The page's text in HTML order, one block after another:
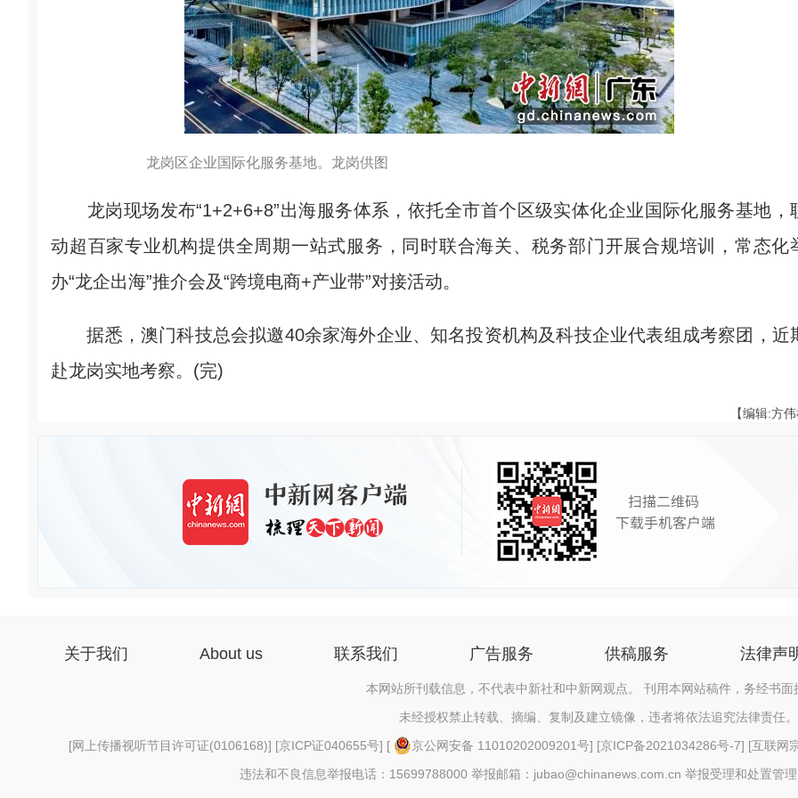
龙岗区企业国际化服务基地。龙岗供图
龙岗现场发布“1+2+6+8”出海服务体系，依托全市首个区级实体化企业国际化服务基地，
动超百家专业机构提供全周期一站式服务，同时联合海关、税务部门开展合规培训，常态化
办“龙企出海”推介会及“跨境电商+产业带”对接活动。
据悉，澳门科技总会拟邀40余家海外企业、知名投资机构及科技企业代表组成考察团，近
赴龙岗实地考察。(完)
【编辑:方伟
关于我们 About us 联系我们 广告服务 供稿服务 法律声
本网站所刊载信息，不代表中新社和中新网观点。 刊用本网站稿件，务经书面
未经授权禁止转载、摘编、复制及建立镜像，违者将依法追究法律责任。
[网上传播视听节目许可证(0106168)] [京ICP证040655号] [ 京公网安备 11010202009201号] [京ICP备2021034286号-7] [互联网
违法和不良信息举报电话：15699788000 举报邮箱：jubao@chinanews.com.cn 举报受理和处置管